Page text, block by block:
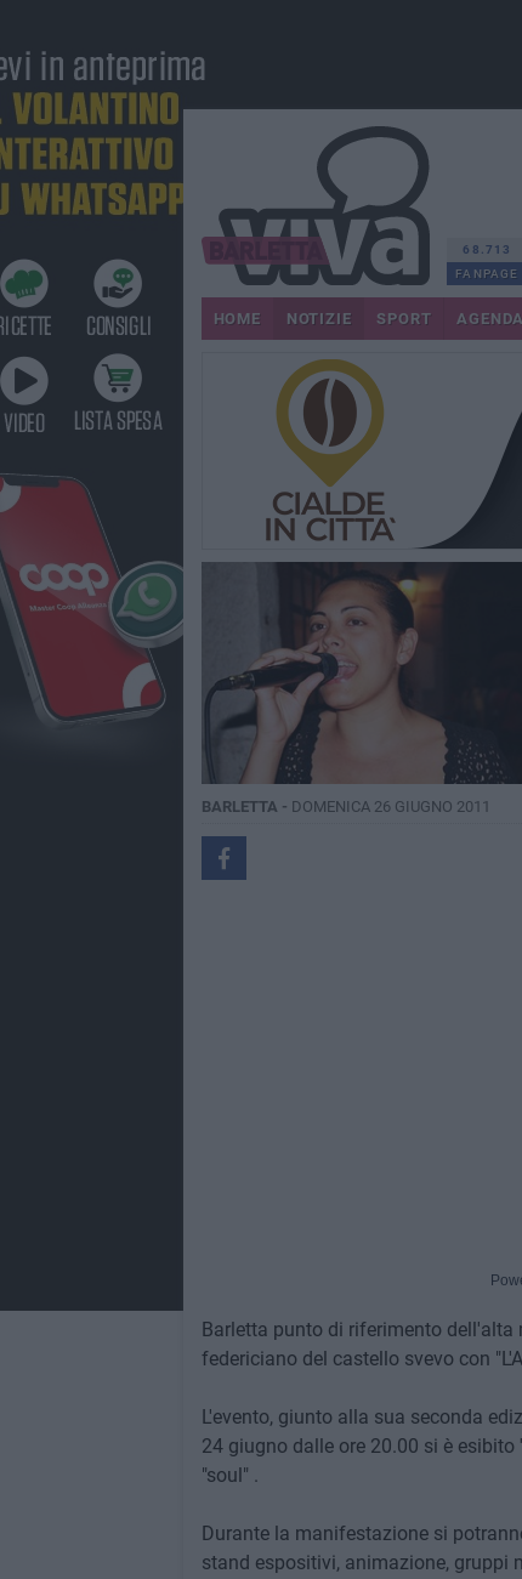
68.713
FANPAGE
HOME NOTIZIE SPORT AGENDA
BARLETTA - DOMENICA 26 GIUGNO 2011
Barletta punto di riferimento
federiciano del castello svevo con
L'evento, giunto alla sua seconda
24 giugno dalle ore 20.00 si è
"soul" .
Durante la manifestazione si
stand espositivi, animazione, gruppi